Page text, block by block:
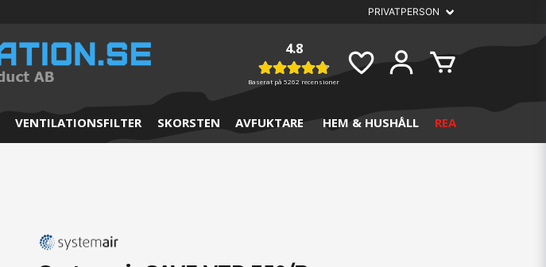
4.8
Baserat på 5262 recensioner
VENTILATIONSFILTER SKORSTEN AVFUKTARE HEM & HUSHÅLL REA